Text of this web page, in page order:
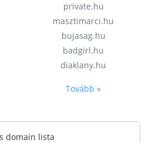
private.hu
masztimarci.hu
bujasag.hu
badgirl.hu
diaklany.hu
Tovább »
domain lista